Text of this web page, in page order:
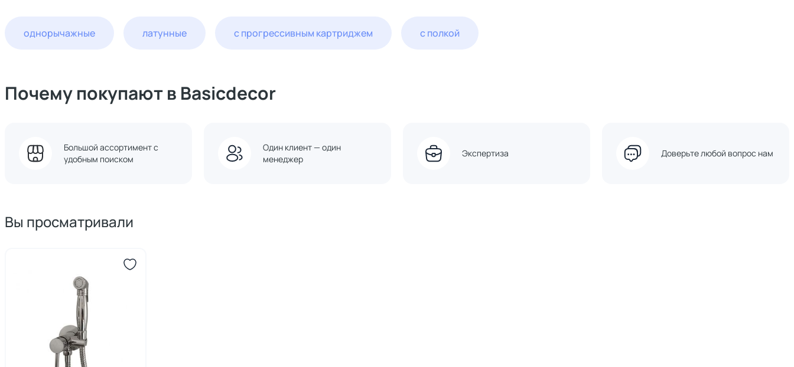
однорычажные латунные с прогрессивным картриджем с полкой
Почему покупают в Basicdecor
Большой ассортимент с
удобным поиском
Один клиент — один
менеджер
Экспертиза Доверьте любой вопрос нам
Вы просматривали